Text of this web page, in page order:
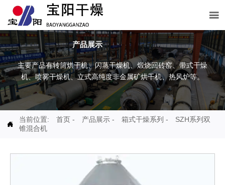

产品展示
主要产品有转筒烘干机、闪蒸干燥机、煅烧回砖窑、带式干燥
机、喷雾干燥机、立式高纯度非金属矿烘干机、热风炉等。

当前位置: 首页 - 产品展示 - 箱式干燥系列 -
SZH系列双
锥混合机